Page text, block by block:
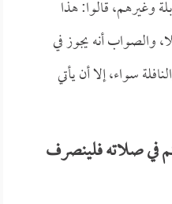
وغيرهم، قالوا: هذا
والصواب أنه يجوز في
سواء، إلا أن يأتي
صلاته فلينصرف